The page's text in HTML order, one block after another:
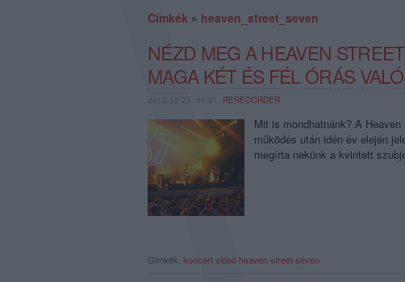
Címkék » heaven_street_seven
NÉZD MEG A HEAVEN
MAGA KÉT ÉS FÉL ÓRÁS
2015.12.23. 21:21, RERECORDER
Mit is mondhatnánk? A
működés után idén év elején
megírta nekünk a kvintett
Címkék: koncertvideó heaven street seven